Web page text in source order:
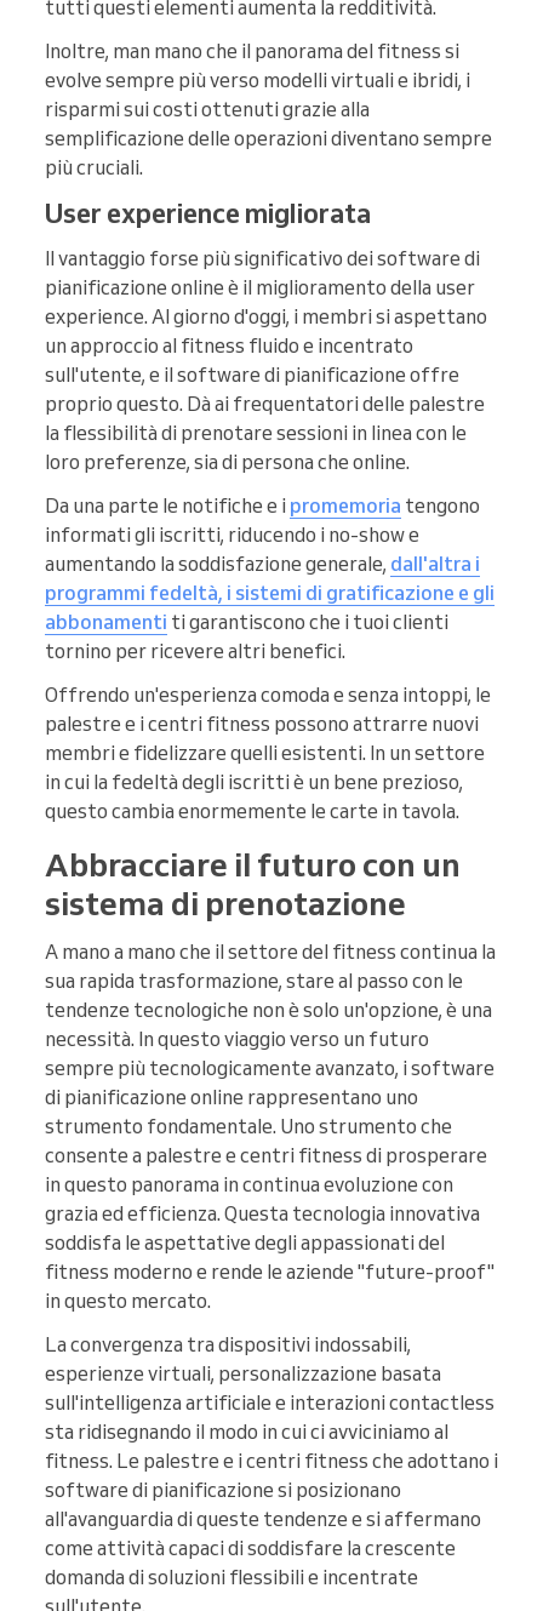
tutti questi elementi aumenta la redditività.
Inoltre, man mano che il panorama del fitness si
evolve sempre più verso modelli virtuali e ibridi, i
risparmi sui costi ottenuti grazie alla
semplificazione delle operazioni diventano sempre
più cruciali.
User experience migliorata
Il vantaggio forse più significativo dei software di
pianificazione online è il miglioramento della user
experience. Al giorno d'oggi, i membri si aspettano
un approccio al fitness fluido e incentrato
sull'utente, e il software di pianificazione offre
proprio questo. Dà ai frequentatori delle palestre
la flessibilità di prenotare sessioni in linea con le
loro preferenze, sia di persona che online.
Da una parte le notifiche e i promemoria tengono
informati gli iscritti, riducendo i no-show e
aumentando la soddisfazione generale, dall'altra i
programmi fedeltà, i sistemi di gratificazione e gli
abbonamenti ti garantiscono che i tuoi clienti
tornino per ricevere altri benefici.
Offrendo un'esperienza comoda e senza intoppi, le
palestre e i centri fitness possono attrarre nuovi
membri e fidelizzare quelli esistenti. In un settore
in cui la fedeltà degli iscritti è un bene prezioso,
questo cambia enormemente le carte in tavola.
Abbracciare il futuro con un
sistema di prenotazione
A mano a mano che il settore del fitness continua la
sua rapida trasformazione, stare al passo con le
tendenze tecnologiche non è solo un'opzione, è una
necessità. In questo viaggio verso un futuro
sempre più tecnologicamente avanzato, i software
di pianificazione online rappresentano uno
strumento fondamentale. Uno strumento che
consente a palestre e centri fitness di prosperare
in questo panorama in continua evoluzione con
grazia ed efficienza. Questa tecnologia innovativa
soddisfa le aspettative degli appassionati del
fitness moderno e rende le aziende "future-proof"
in questo mercato.
La convergenza tra dispositivi indossabili,
esperienze virtuali, personalizzazione basata
sull'intelligenza artificiale e interazioni contactless
sta ridisegnando il modo in cui ci avviciniamo al
fitness. Le palestre e i centri fitness che adottano i
software di pianificazione si posizionano
all'avanguardia di queste tendenze e si affermano
come attività capaci di soddisfare la crescente
domanda di soluzioni flessibili e incentrate